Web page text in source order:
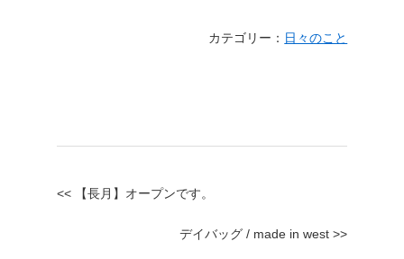
カテゴリー： 日々のこと
<< 【長月】オープンです。
デイバッグ / made in west >>